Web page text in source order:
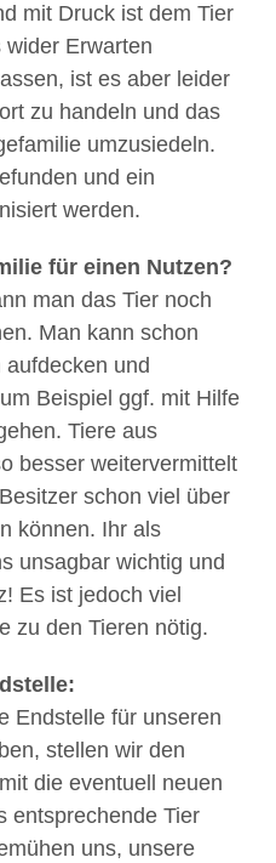
mit Druck ist dem Tier
Erwarten
ist es aber leider
zu handeln und das
umzusiedeln.
und ein
werden.
für einen Nutzen?
man das Tier noch
Man kann schon
und
Beispiel ggf. mit Hilfe
Tiere aus
besser weitervermittelt
schon viel über
können. Ihr als
unsagbar wichtig und
Es ist jedoch viel
zu den Tieren nötig.
Endstelle für unseren
stellen wir den
die eventuell neuen
entsprechende Tier
uns, unsere